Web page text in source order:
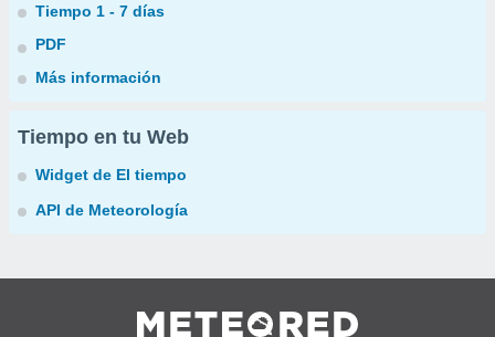
Tiempo 1 - 7 días
PDF
Más información
Tiempo en tu Web
Widget de El tiempo
API de Meteorología